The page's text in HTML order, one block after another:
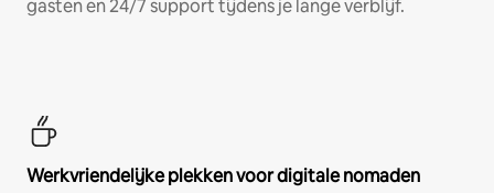
gasten en 24/7 support tijdens je lange verblijf.
Werkvriendelijke plekken voor digitale nomaden